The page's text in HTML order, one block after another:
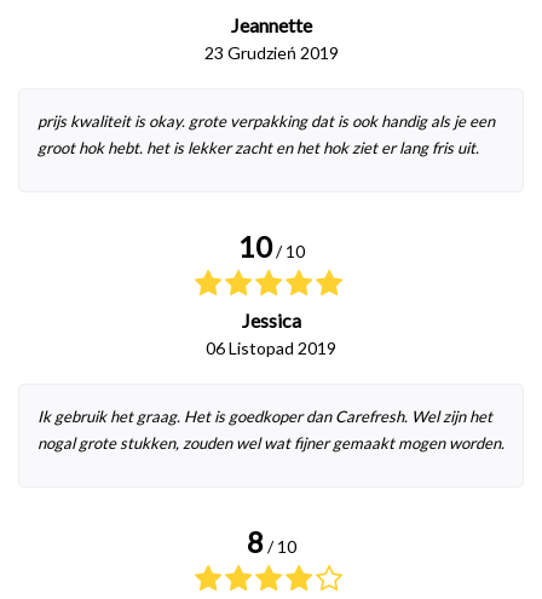
Jeannette
23 Grudzień 2019
prijs kwaliteit is okay. grote verpakking dat is ook handig als je een
groot hok hebt. het is lekker zacht en het hok ziet er lang fris uit.
10 / 10
Jessica
06 Listopad 2019
Ik gebruik het graag. Het is goedkoper dan Carefresh. Wel zijn het
nogal grote stukken, zouden wel wat fijner gemaakt mogen worden.
8 / 10